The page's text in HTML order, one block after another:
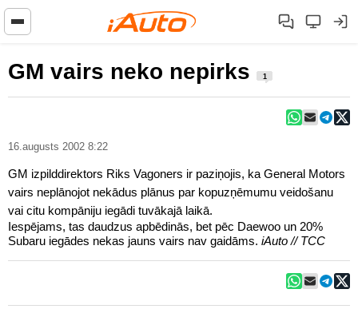
GM vairs neko nepirks 1
16.augusts 2002 8:22
GM izpilddirektors Riks Vagoners ir paziņojis, ka General Motors
vairs neplānojot nekādus plānus par kopuzņēmumu veidošanu
vai citu kompāniju iegādi tuvākajā laikā.
Iespējams, tas daudzus apbēdinās, bet pēc Daewoo un 20%
Subaru iegādes nekas jauns vairs nav gaidāms. iAuto // TCC